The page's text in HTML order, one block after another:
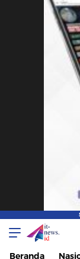
IT-NEWS
Update
Beranda